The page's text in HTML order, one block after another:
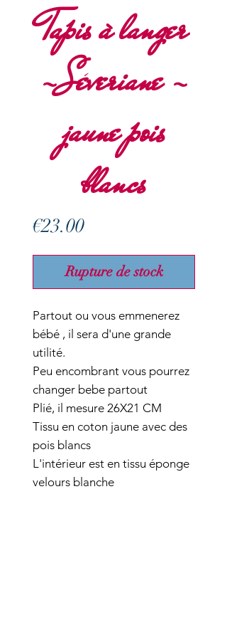
Tapis à langer
-Séveriane -
jaune pois
blancs
€23.00Prix
Rupture de stock
Partout ou vous emmenerez
bébé , il sera d'une grande
utilité.
Peu encombrant vous pourrez
changer bebe partout
Plié, il mesure 26X21 CM
Tissu en coton jaune avec des
pois blancs
L'intérieur est en tissu éponge
velours blanche